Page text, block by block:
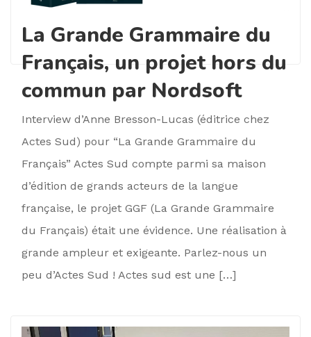
La Grande Grammaire du
Français, un projet hors du
commun par Nordsoft
Interview d’Anne Bresson-Lucas (éditrice chez
Actes Sud) pour “La Grande Grammaire du
Français” Actes Sud compte parmi sa maison
d’édition de grands acteurs de la langue
française, le projet GGF (La Grande Grammaire
du Français) était une évidence. Une réalisation à
grande ampleur et exigeante. Parlez-nous un
peu d’Actes Sud ! Actes sud est une […]